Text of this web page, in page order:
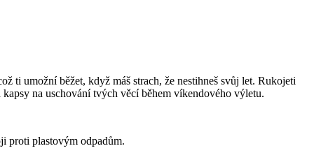
ti umožní běžet, když máš strach, že nestihneš svůj let. Rukojeti
na uschování tvých věcí během víkendového výletu.
proti plastovým odpadům.